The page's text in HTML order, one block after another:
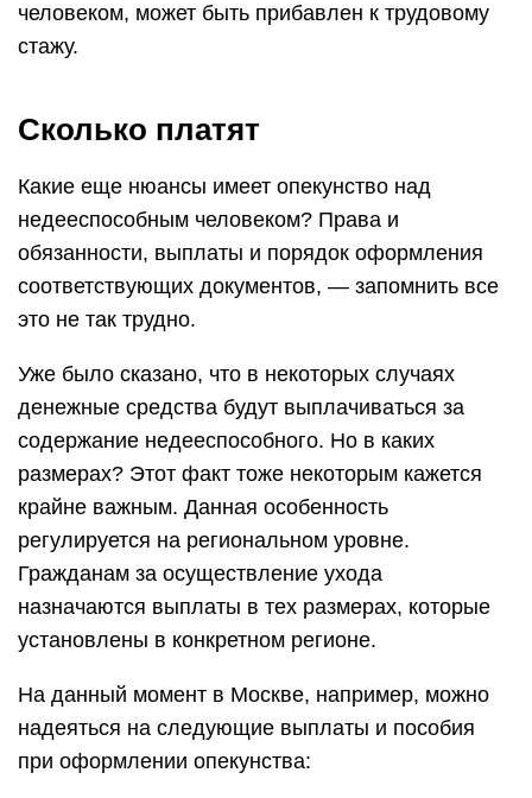
человеком, может быть прибавлен к трудовому
стажу.
Сколько платят
Какие еще нюансы имеет опекунство над
недееспособным человеком? Права и
обязанности, выплаты и порядок оформления
соответствующих документов, — запомнить все
это не так трудно.
Уже было сказано, что в некоторых случаях
денежные средства будут выплачиваться за
содержание недееспособного. Но в каких
размерах? Этот факт тоже некоторым кажется
крайне важным. Данная особенность
регулируется на региональном уровне.
Гражданам за осуществление ухода
назначаются выплаты в тех размерах, которые
установлены в конкретном регионе.
На данный момент в Москве, например, можно
надеяться на следующие выплаты и пособия
при оформлении опекунства: